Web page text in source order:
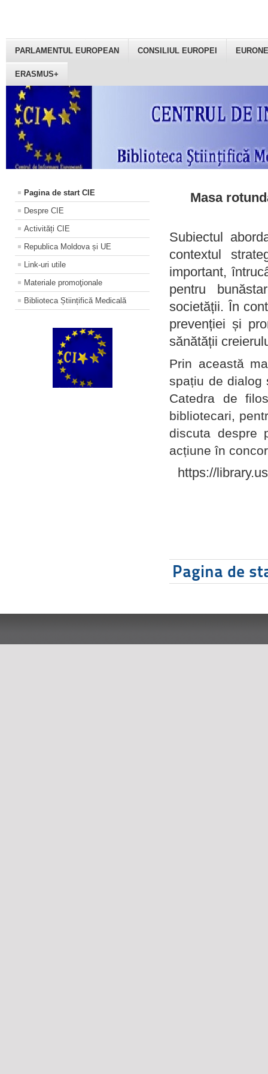
PARLAMENTUL EUROPEAN CONSILIUL EUROPEI
ERASMUS+
Pagina de start CIE
Despre CIE
Activități CIE
Republica Moldova și UE
Link-uri utile
Materiale promoţionale
Biblioteca Științifică Medicală
Masa
Subiectul
contextul
important,
pentru
societății. În
prevenției și
sănătății
Prin această
spațiu de dialog
Catedra de
bibliotecari,
discuta despre
acțiune în
https://
Pagina de